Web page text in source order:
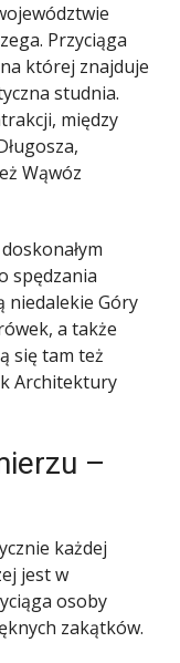
Przyciąga
której znajduje
studnia.
między
Wąwóz
spędzania
niedalekie Góry
a także
się tam też
Architektury
–
każdej
jest w
osoby
zakątków.